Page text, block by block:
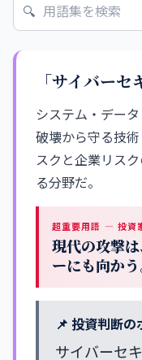
🔍
「サイバー
システム・デー
破壊から守る技
スクと企業リス
る分野だ。
超重要用語 — 投資
現代の攻撃
ーにも向かう
📌 投資判断の
サイバーセ